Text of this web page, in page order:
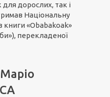
для дорослих, так і
Національну
книги «Obabakoak»
перекладеної
Маріо